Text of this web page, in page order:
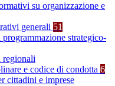
su organizzazione e
generali 51
strategico-
regionali
e codice di condotta 6
cittadini e imprese